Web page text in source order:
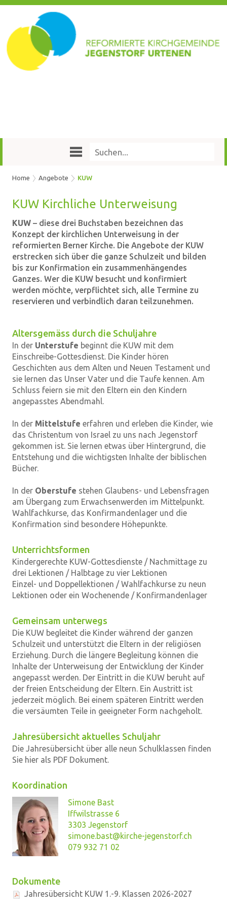
Home Angebote KUW
KUW Kirch­li­che Un­ter­wei­sung
KUW – diese drei Buchstaben bezeichnen das
Konzept der kirchlichen Unterweisung in der
reformierten Berner Kirche. Die Angebote der KUW
erstrecken sich über die ganze Schulzeit und bilden
bis zur Konfirmation ein zusammenhängendes
Ganzes. Wer die KUW besucht und konfirmiert
werden möchte, verpflichtet sich, alle Termine zu
reservieren und verbindlich daran teilzunehmen.
Altersgemäss durch die Schuljahre
In der Unterstufe beginnt die KUW mit dem
Einschreibe-Gottesdienst. Die Kinder hören
Geschichten aus dem Alten und Neuen Testament und
sie lernen das Unser Vater und die Taufe kennen. Am
Schluss feiern sie mit den Eltern ein den Kindern
angepasstes Abendmahl.
In der Mittelstufe erfahren und erleben die Kinder, wie
das Christentum von Israel zu uns nach Jegenstorf
gekommen ist. Sie lernen etwas über Hintergrund, die
Entstehung und die wichtigsten Inhalte der biblischen
Bücher.
In der Oberstufe stehen Glaubens- und Lebensfragen
am Übergang zum Erwachsenwerden im Mittelpunkt.
Wahlfachkurse, das Konfirmandenlager und die
Konfirmation sind besondere Höhepunkte.
Unterrichtsformen
Kindergerechte KUW-Gottesdienste / Nachmittage zu
drei Lektionen / Halbtage zu vier Lektionen
Einzel- und Doppellektionen / Wahlfachkurse zu neun
Lektionen oder ein Wochenende / Konfirmandenlager
Gemeinsam unterwegs
Die KUW begleitet die Kinder während der ganzen
Schulzeit und unterstützt die Eltern in der religiösen
Erziehung. Durch die längere Begleitung können die
Inhalte der Unterweisung der Entwicklung der Kinder
angepasst werden. Der Eintritt in die KUW beruht auf
der freien Entscheidung der Eltern. Ein Austritt ist
jederzeit möglich. Bei einem späteren Eintritt werden
die versäumten Teile in geeigneter Form nachgeholt.
Jahresübersicht aktuelles Schuljahr
Die Jahresübersicht über alle neun Schulklassen finden
Sie hier als PDF Dokument.
Koordination
Simone Bast
Iffwilstrasse 6
3303 Jegenstorf
simone.bast@kirche-jegenstorf.ch
079 932 71 02
Dokumente
Jahresübersicht KUW 1.-9. Klassen 2026-2027